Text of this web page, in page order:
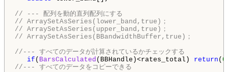
// --- 配列を動的直列配列にする
// ArraySetAsSeries(lower_band,true)；
// ArraySetAsSeries(upper_band,true)；
// ArraySetAsSeries(BBandwidthBuffer,true)；
//--- すべてのデータが計算されているかチェックする
if ( BarsCalculated (BBHandle)<rates_total) return ( 0
//--- すべてのデータをコピーできる